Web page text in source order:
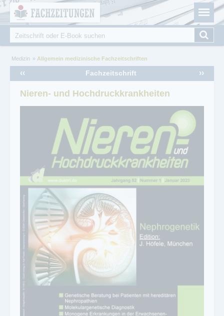
Fachzeitungen.de - Das unabhängige Portal für
Fachmagazine Fachpublikationen & eBooks
Suche
Sie sind hier
Medizin Allgemein medizinische Fachzeitschriften
Fachzeitschrift
‹‹ ››
Nieren- und Hochdruckkrankheiten
Cookie-Einstellungen